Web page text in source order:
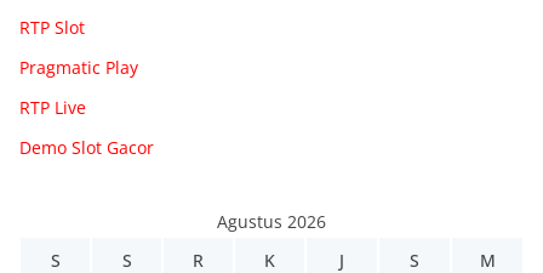
RTP Slot
Pragmatic Play
RTP Live
Demo Slot Gacor
Agustus 2026
S
S R K J S M